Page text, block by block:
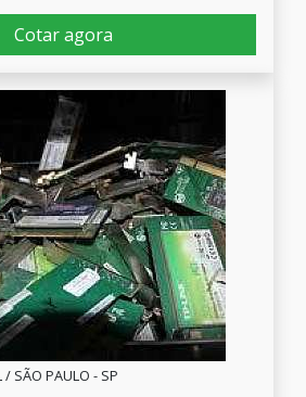
Cotar agora
/ SÃO PAULO - SP